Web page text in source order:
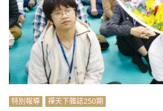
特別報導 禪天下雜誌250期